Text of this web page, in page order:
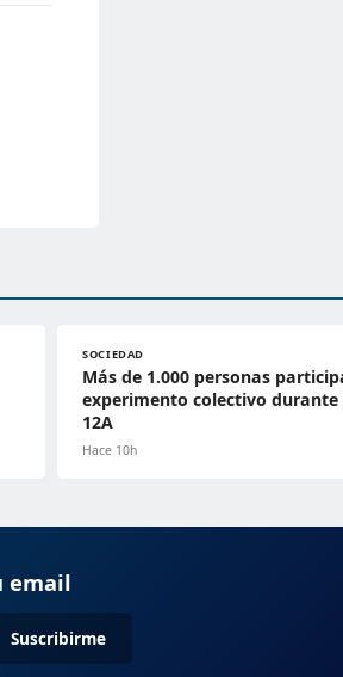
SOCIEDAD
Más de 1.000 personas
experimento colectivo durante
12A
Hace 10h
email
Suscribirme